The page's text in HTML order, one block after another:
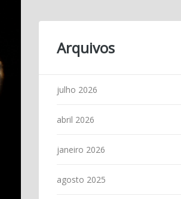
Arquivos
julho 2026
abril 2026
janeiro 2026
agosto 2025